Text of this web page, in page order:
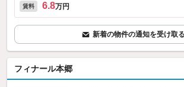
賃料 6.8万円
新着の物件の通知を受け取る
フィナール本郷